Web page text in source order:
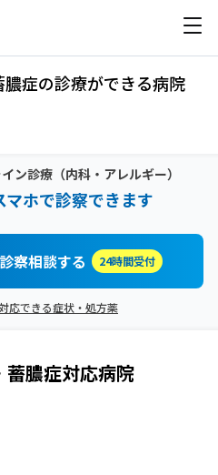
症の診療ができる病院
ン診療（内科・アレルギー）
ホで診察できます
察相談する 24時間受付
応できる症状・処方薬
蓄膿症対応病院